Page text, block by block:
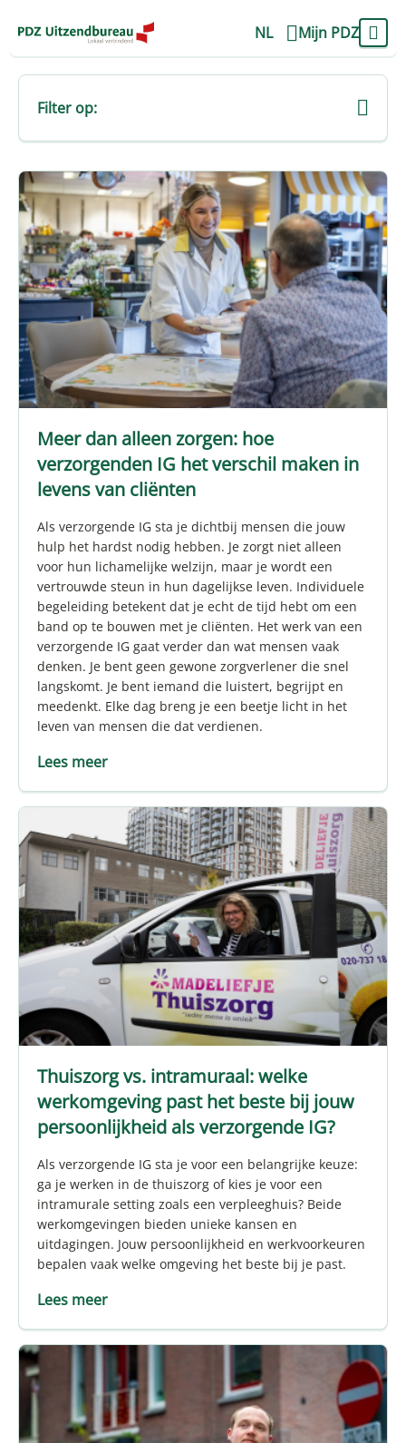
NL Mijn PDZ
Filter op:
Meer dan alleen zorgen: hoe
verzorgenden IG het verschil maken in
levens van cliënten
Als verzorgende IG sta je dichtbij mensen die jouw
hulp het hardst nodig hebben. Je zorgt niet alleen
voor hun lichamelijke welzijn, maar je wordt een
vertrouwde steun in hun dagelijkse leven. Individuele
begeleiding betekent dat je echt de tijd hebt om een
band op te bouwen met je cliënten. Het werk van een
verzorgende IG gaat verder dan wat mensen vaak
denken. Je bent geen gewone zorgverlener die snel
langskomt. Je bent iemand die luistert, begrijpt en
meedenkt. Elke dag breng je een beetje licht in het
leven van mensen die dat verdienen.
Lees meer
Thuiszorg vs. intramuraal: welke
werkomgeving past het beste bij jouw
persoonlijkheid als verzorgende IG?
Als verzorgende IG sta je voor een belangrijke keuze:
ga je werken in de thuiszorg of kies je voor een
intramurale setting zoals een verpleeghuis? Beide
werkomgevingen bieden unieke kansen en
uitdagingen. Jouw persoonlijkheid en werkvoorkeuren
bepalen vaak welke omgeving het beste bij je past.
Lees meer